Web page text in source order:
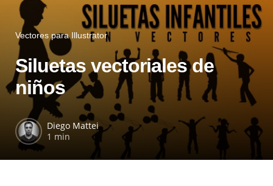
Vectores para Illustrator
Siluetas vectoriales de
niños
Diego Mattei
1 min